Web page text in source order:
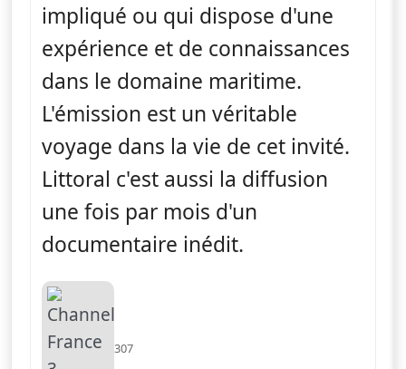
impliqué ou qui dispose d'une
expérience et de connaissances
dans le domaine maritime.
L'émission est un véritable
voyage dans la vie de cet invité.
Littoral c'est aussi la diffusion
une fois par mois d'un
documentaire inédit.
307